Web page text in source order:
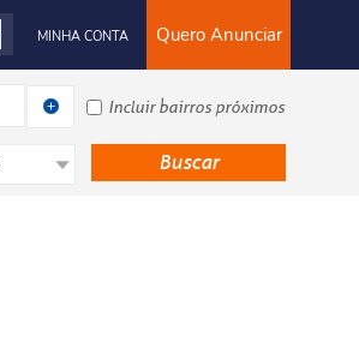
Quero Anunciar
MINHA CONTA
Incluir bairros próximos